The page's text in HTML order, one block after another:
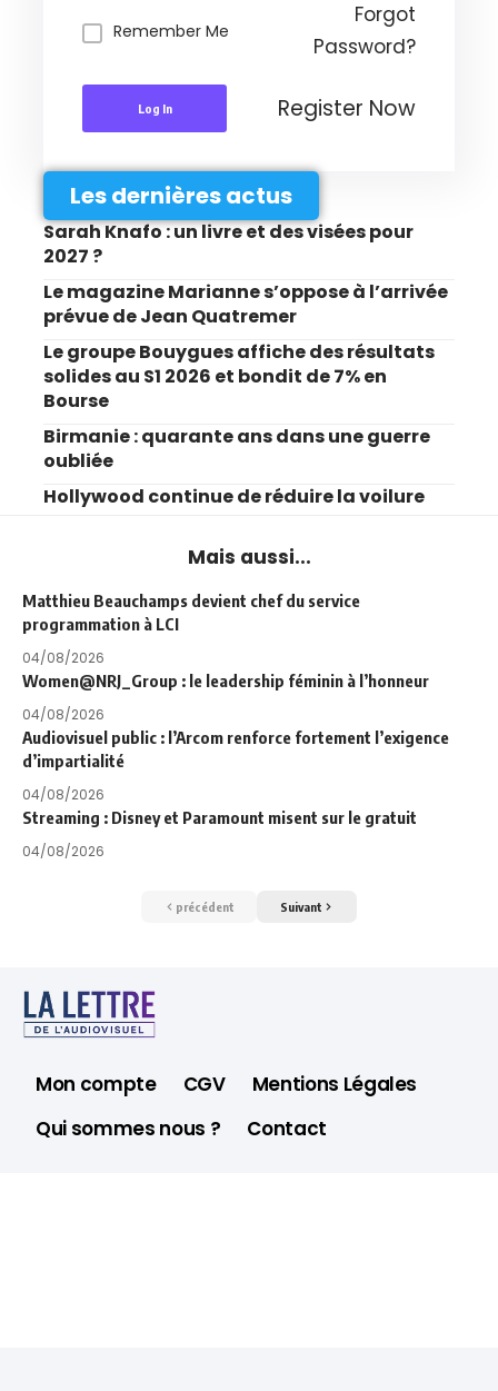
Remember Me
Forgot
Password?
Log In Register Now
Les dernières actus
Sarah Knafo : un livre et des visées pour
2027 ?
Le magazine Marianne s’oppose à l’arrivée
prévue de Jean Quatremer
Le groupe Bouygues affiche des résultats
solides au S1 2026 et bondit de 7% en
Bourse
Birmanie : quarante ans dans une guerre
oubliée
Hollywood continue de réduire la voilure
Mais aussi...
Matthieu Beauchamps devient chef du service
programmation à LCI
04/08/2026
Women@NRJ_Group : le leadership féminin à l’honneur
04/08/2026
Audiovisuel public : l’Arcom renforce fortement l’exigence
d’impartialité
04/08/2026
Streaming : Disney et Paramount misent sur le gratuit
04/08/2026
précédent Suivant
Mon compte CGV
Mentions Légales
Qui sommes nous ?
Contact